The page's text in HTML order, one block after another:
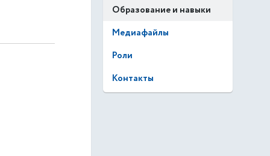
Образование и навыки
Медиафайлы
Роли
Контакты